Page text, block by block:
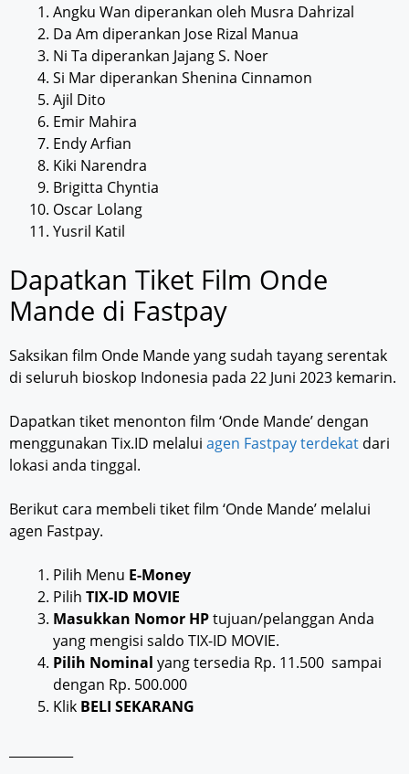
Angku Wan diperankan oleh Musra Dahrizal
Da Am diperankan Jose Rizal Manua
Ni Ta diperankan Jajang S. Noer
Si Mar diperankan Shenina Cinnamon
Ajil Dito
Emir Mahira
Endy Arfian
Kiki Narendra
Brigitta Chyntia
Oscar Lolang
Yusril Katil
Dapatkan Tiket Film Onde
Mande di Fastpay
Saksikan film Onde Mande yang sudah tayang serentak
di seluruh bioskop Indonesia pada 22 Juni 2023 kemarin.
Dapatkan tiket menonton film ‘Onde Mande’ dengan
menggunakan Tix.ID melalui agen Fastpay terdekat dari
lokasi anda tinggal.
Berikut cara membeli tiket film ‘Onde Mande’ melalui
agen Fastpay.
Pilih Menu E-Money
Pilih TIX-ID MOVIE
Masukkan Nomor HPtujuan/pelanggan Anda
yang mengisi saldo TIX-ID MOVIE.
Pilih Nominal yang tersedia Rp. 11.500 sampai
dengan Rp. 500.000
Klik BELI SEKARANG